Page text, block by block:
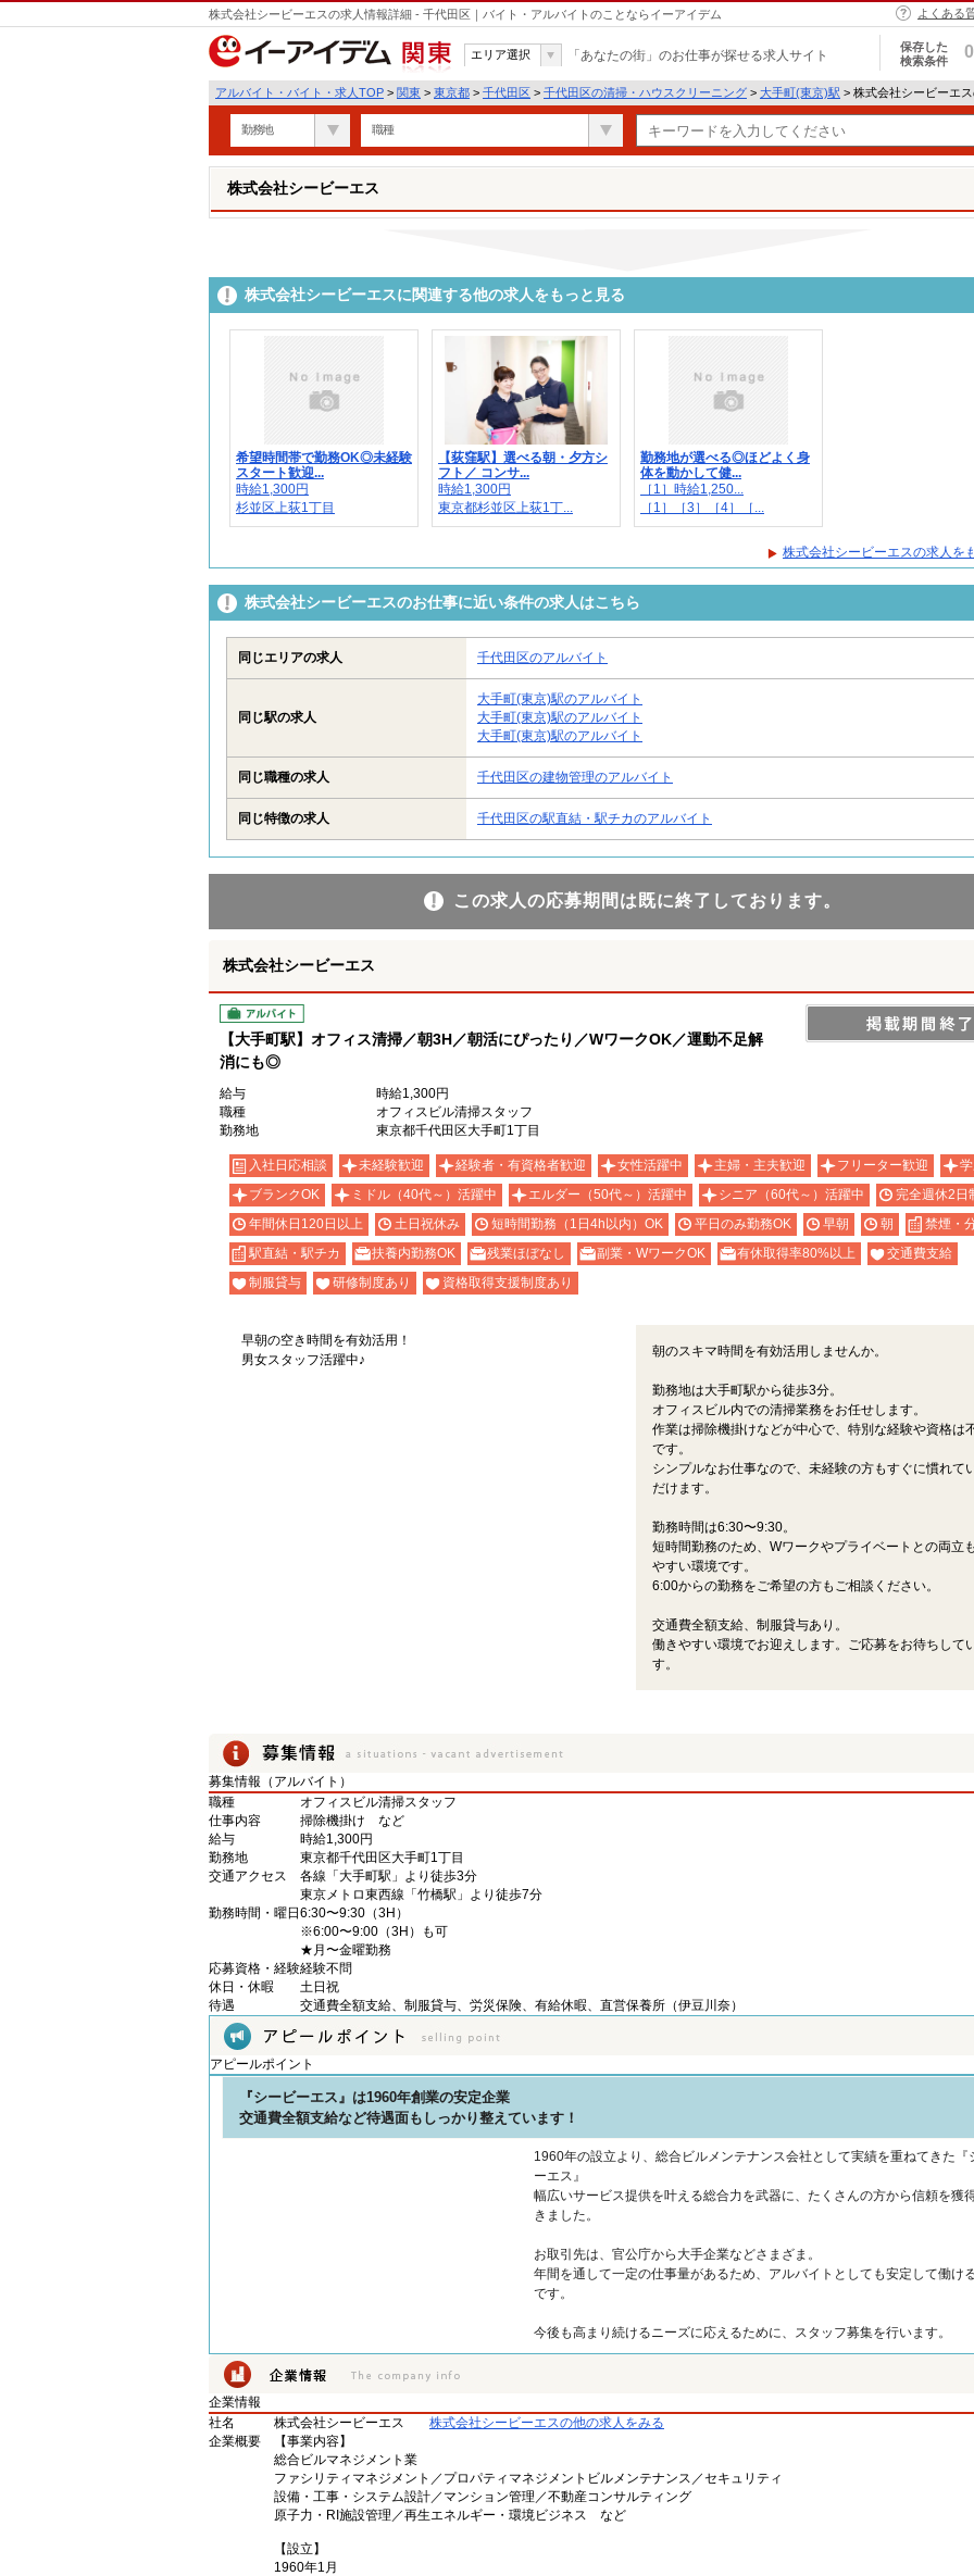
株式会社シービーエスの求人情報詳細 - 千代田区｜バイト・アルバイトのことならイーアイデム よくある
関東
エリア選択 「あなたの街」のお仕事が探せる求人サイト
保存した
検索条件
0
アルバイト・バイト・求人TOP > 関東 > 東京都 > 千代田区 > 千代田区の清掃・ハウスクリーニング > 大手町(東京)駅 > 株式会社シービーエ
勤務地 職種
株式会社シービーエス
株式会社シービーエスに関連する他の求人をもっと見る
希望時間帯で勤務OK◎未経験
スタート歓迎...
時給1,300円
杉並区上荻1丁目
【荻窪駅】選べる朝・夕方シ
フト／ コンサ...
時給1,300円
東京都杉並区上荻1丁...
勤務地が選べる◎ほどよく身
体を動かして健...
［1］時給1,250...
［1］［3］［4］［...
株式会社シービーエスの求人を
株式会社シービーエスのお仕事に近い条件の求人はこちら
同じエリアの求人 千代田区のアルバイト
同じ駅の求人
大手町(東京)駅のアルバイト
大手町(東京)駅のアルバイト
大手町(東京)駅のアルバイト
同じ職種の求人 千代田区の建物管理のアルバイト
同じ特徴の求人 千代田区の駅直結・駅チカのアルバイト
この求人の応募期間は既に終了しております。
株式会社シービーエス
アルバイト
【大手町駅】オフィス清掃／朝3H／朝活にぴったり／WワークOK／運動不足解
消にも◎
給与
時給1,300円
職種
オフィスビル清掃スタッフ
勤務地
東京都千代田区大手町1丁目
入社日応相談 未経験歓迎 経験者・有資格者歓迎 女性活躍中 主婦・主夫歓迎 フリーター歓迎
ブランクOK
ミドル（40代～）活躍中 エルダー（50代～）活躍中 シニア（60代～）活躍中
完全週休2日
年間休日120日以上
土日祝休み 短時間勤務（1日4h以内）OK 平日のみ勤務OK 早朝 朝
禁煙・
駅直結・駅チカ
扶養内勤務OK 残業ほぼなし 副業・WワークOK 有休取得率80%以上
交通費支給
制服貸与
研修制度あり 資格取得支援制度あり
早朝の空き時間を有効活用！
男女スタッフ活躍中♪
朝のスキマ時間を有効活用しませんか。
勤務地は大手町駅から徒歩3分。
オフィスビル内での清掃業務をお任せします。
作業は掃除機掛けなどが中心で、特別な経験や資格は
です。
シンプルなお仕事なので、未経験の方もすぐに慣れて
だけます。
勤務時間は6:30〜9:30。
短時間勤務のため、Wワークやプライベートとの両立
やすい環境です。
6:00からの勤務をご希望の方もご相談ください。
交通費全額支給、制服貸与あり。
働きやすい環境でお迎えします。ご応募をお待ちして
す。
募集情報（アルバイト）
職種
オフィスビル清掃スタッフ
仕事内容
掃除機掛け など
給与
時給1,300円
勤務地
東京都千代田区大手町1丁目
交通アクセス
各線「大手町駅」より徒歩3分
東京メトロ東西線「竹橋駅」より徒歩7分
勤務時間・曜日 6:30〜9:30（3H）
※6:00〜9:00（3H）も可
★月〜金曜勤務
応募資格・経験経験不問
休日・休暇
土日祝
待遇
交通費全額支給、制服貸与、労災保険、有給休暇、直営保養所（伊豆川奈）
アピールポイント
『シービーエス』は1960年創業の安定企業
交通費全額支給など待遇面もしっかり整えています！
1960年の設立より、総合ビルメンテナンス会社として実績を重ねてきた『
ーエス』
幅広いサービス提供を叶える総合力を武器に、たくさんの方から信頼を獲
きました。
お取引先は、官公庁から大手企業などさまざま。
年間を通して一定の仕事量があるため、アルバイトとしても安定して働け
です。
今後も高まり続けるニーズに応えるために、スタッフ募集を行います。
企業情報
社名
株式会社シービーエス
株式会社シービーエスの他の求人をみる
企業概要
【事業内容】
総合ビルマネジメント業
ファシリティマネジメント／プロパティマネジメントビルメンテナンス／セキュリティ
設備・工事・システム設計／マンション管理／不動産コンサルティング
原子力・RI施設管理／再生エネルギー・環境ビジネス など
【設立】
1960年1月